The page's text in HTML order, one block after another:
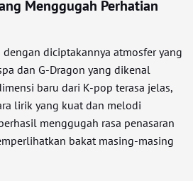
Menggugah Perhatian
diciptakannya atmosfer yang
dan G-Dragon yang dikenal
baru dari K-pop terasa jelas,
lirik yang kuat dan melodi
menggugah rasa penasaran
bakat masing-masing